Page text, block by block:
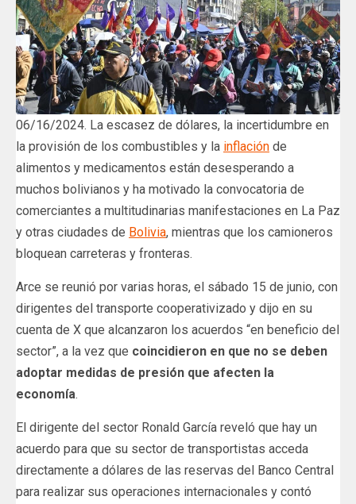
06/16/2024. La escasez de dólares, la incertidumbre en
la provisión de los combustibles y la inflación de
alimentos y medicamentos están desesperando a
muchos bolivianos y ha motivado la convocatoria de
comerciantes a multitudinarias manifestaciones en La Paz
y otras ciudades de Bolivia, mientras que los camioneros
bloquean carreteras y fronteras.
Arce se reunió por varias horas, el sábado 15 de junio, con
dirigentes del transporte cooperativizado y dijo en su
cuenta de X que alcanzaron los acuerdos “en beneficio del
sector”, a la vez que coincidieron en que no se deben
adoptar medidas de presión que afecten la
economía.
El dirigente del sector Ronald García reveló que hay un
acuerdo para que su sector de transportistas acceda
directamente a dólares de las reservas del Banco Central
para realizar sus operaciones internacionales y contó